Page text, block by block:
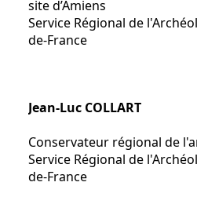
site d’Amiens
Service Régional de
de-France
Jean-Luc COLLART
Conservateur régional de
Service Régional de
de-France